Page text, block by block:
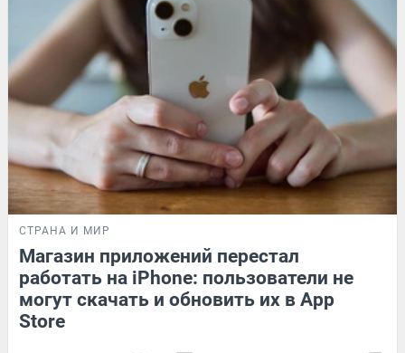
СТРАНА И МИР
Магазин приложений перестал
работать на iPhone: пользователи не
могут скачать и обновить их в App
Store